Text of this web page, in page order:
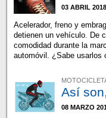
03 ABRIL 2018
Acelerador, freno y
detienen un vehículo. De
comodidad durante la
automóvil. ¿Sabe usarlos
Así
08 MARZO